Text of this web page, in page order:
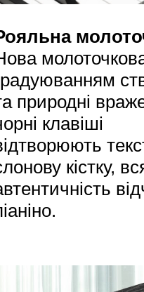
природні
клавіші
кістку,